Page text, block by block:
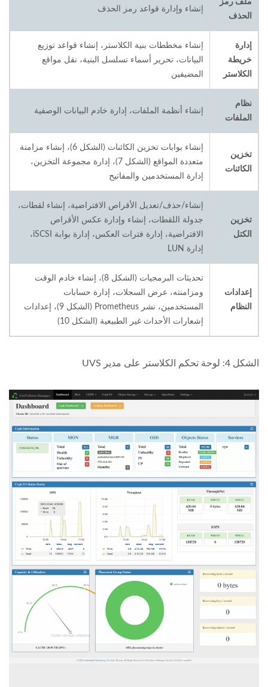
ملف رمز
الحذف
إنشاء وإدارة قواعد رمز الحذف
إدارة
خريطة
الكلاستر
إنشاء مخططات بنية الكلاستر، إنشاء قواعد توزيع
البيانات، تحرير أسماء تسلسل البنية، نقل مواقع
المضيفين
نظام
الملفات
إنشاء أنظمة الملفات، إدارة خادم البيانات الوصفية
تخزين
الكائنات
إنشاء بوابات تخزين الكائنات (الشكل 6)، إنشاء مزامنة
متعددة المواقع (الشكل 7)، إدارة مجموعة التخزين،
إدارة المستخدمين والمفاتيح
تخزين
الكتل
إنشاء/حذف/تعديل الأقراص الافتراضية، إنشاء لقطات،
جدولة اللقطات، إنشاء وإدارة عكس الأقراص
الافتراضية، إدارة فترات العكس، إدارة بوابة iSCSI،
إدارة LUN
إعدادات
النظام
تحديثات البرمجيات (الشكل 8)، إنشاء خادم الوقت
ومزامنته، عرض السجلات، إدارة حسابات
المستخدمين، نشر Prometheus (الشكل 9)، إعدادات
إشعارات الأحداث غير الطبيعية (الشكل 10)
الشكل 4: لوحة تحكم الكلاستر على مدير UVS